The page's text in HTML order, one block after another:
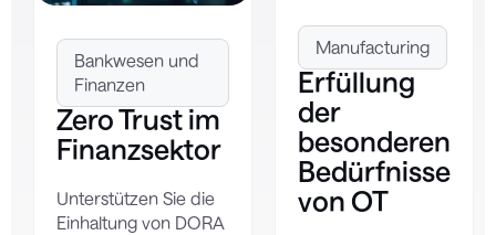
Bankwesen und
Finanzen
Zero Trust im
Finanzsektor
Unterstützen Sie die
Einhaltung von DORA
Manufacturing
Erfüllung
der
besonderen
Bedürfnisse
von OT